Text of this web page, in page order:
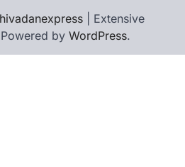
| Extensive
Powered by WordPress.